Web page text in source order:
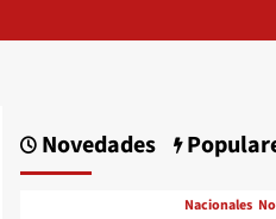
Novedades
Nacionales